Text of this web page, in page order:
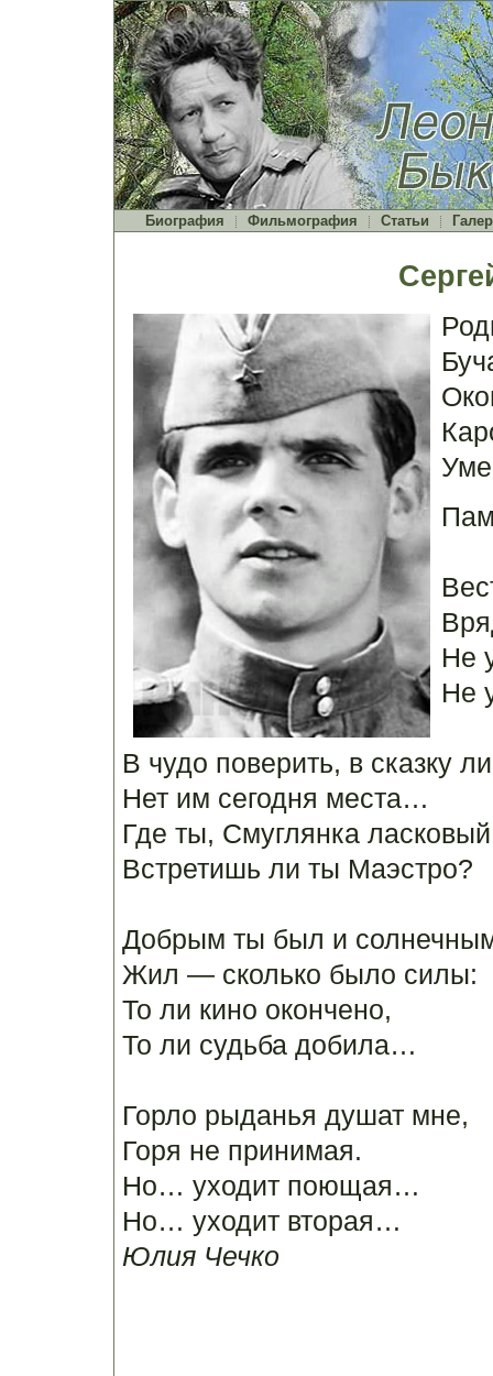
Биография Фильмография Статьи
Не
Не
В чудо поверить, в сказку
Нет им сегодня места…
Где ты, Смуглянка
Встретишь ли ты Маэстро?
Добрым ты был и
Жил — сколько было силы:
То ли кино окончено,
То ли судьба добила…
Горло рыданья душат мне,
Горя не принимая.
Но… уходит поющая…
Но… уходит вторая…
Юлия Чечко